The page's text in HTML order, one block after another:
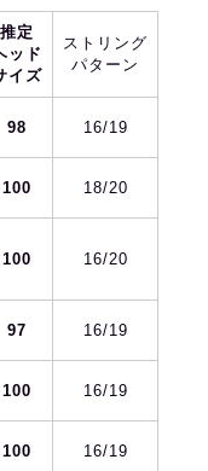
推定
ッド
イズ
ストリング
パターン
98 16/19
100 18/20
100 16/20
97 16/19
100 16/19
100 16/19